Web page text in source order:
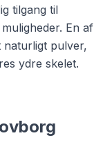
tilgang til
En af
naturligt pulver,
ydre skelet.